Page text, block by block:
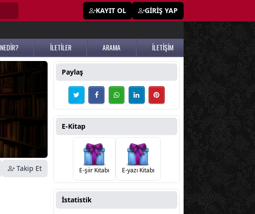
KAYIT OL GİRİŞ YAP
NEDİR? İLETİLER ARAMA İLETİŞİM
Takip Et
Paylaş
E-Kitap
E-şiir Kitabı E-yazı Kitabı
İstatistik